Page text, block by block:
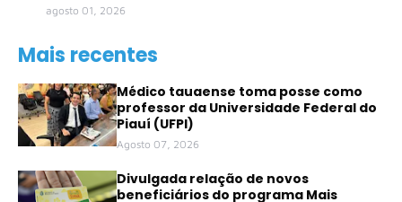
agosto 01, 2026
Mais recentes
Médico tauaense toma posse como
professor da Universidade Federal do
Piauí (UFPI)
Agosto 07, 2026
Divulgada relação de novos
beneficiários do programa Mais